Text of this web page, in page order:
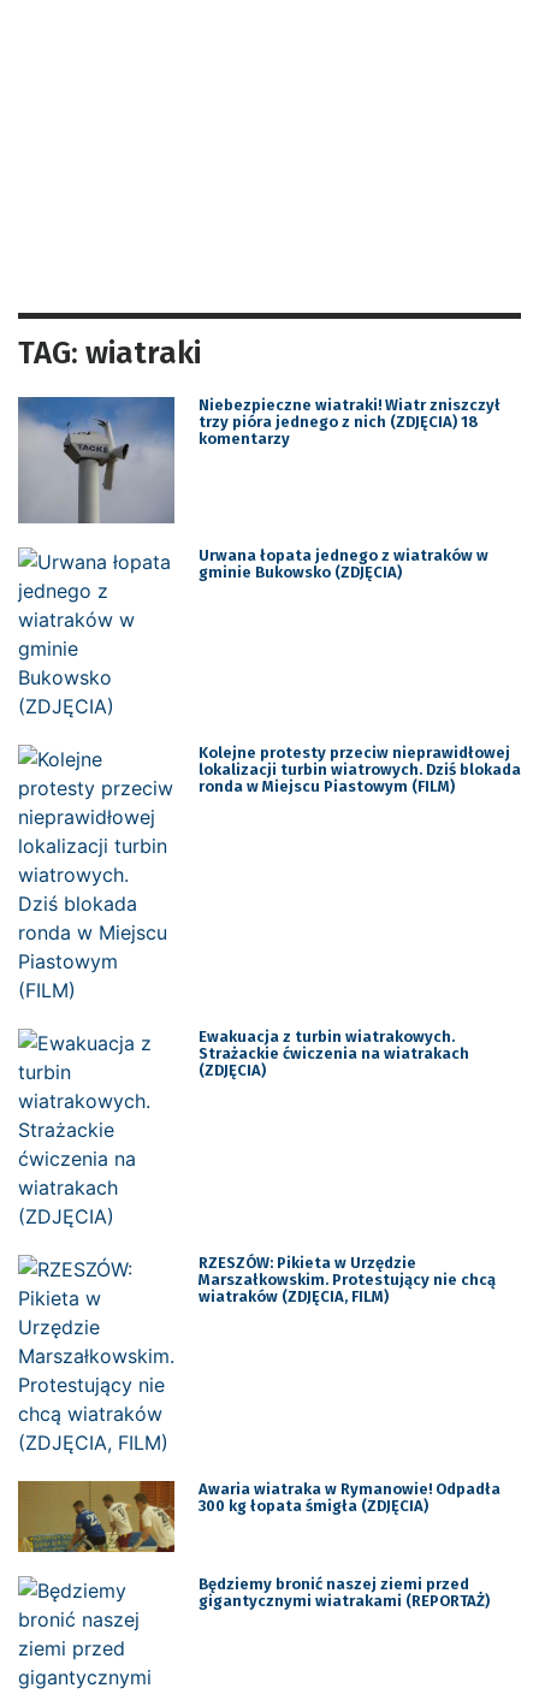
TAG: wiatraki
Niebezpieczne wiatraki! Wiatr zniszczył
trzy pióra jednego z nich (ZDJĘCIA) 18
komentarzy
Urwana łopata jednego z wiatraków w
gminie Bukowsko (ZDJĘCIA)
Kolejne protesty przeciw nieprawidłowej
lokalizacji turbin wiatrowych. Dziś blokada
ronda w Miejscu Piastowym (FILM)
Ewakuacja z turbin wiatrakowych.
Strażackie ćwiczenia na wiatrakach
(ZDJĘCIA)
RZESZÓW: Pikieta w Urzędzie
Marszałkowskim. Protestujący nie chcą
wiatraków (ZDJĘCIA, FILM)
Awaria wiatraka w Rymanowie! Odpadła
300 kg łopata śmigła (ZDJĘCIA)
Będziemy bronić naszej ziemi przed
gigantycznymi wiatrakami (REPORTAŻ)